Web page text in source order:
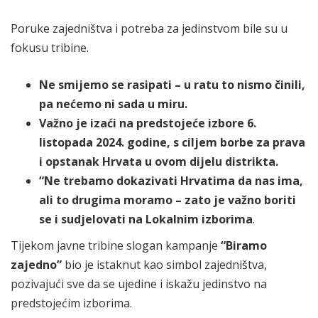
Poruke zajedništva i potreba za jedinstvom bile su u
fokusu tribine.
Ne smijemo se rasipati – u ratu to nismo činili,
pa nećemo ni sada u miru.
Važno je izaći na predstojeće izbore 6.
listopada 2024. godine, s ciljem borbe za prava
i opstanak Hrvata u ovom dijelu distrikta.
“Ne trebamo dokazivati Hrvatima da nas ima,
ali to drugima moramo – zato je važno boriti
se i sudjelovati na Lokalnim izborima.
Tijekom javne tribine slogan kampanje “Biramo
zajedno” bio je istaknut kao simbol zajedništva,
pozivajući sve da se ujedine i iskažu jedinstvo na
predstojećim izborima.